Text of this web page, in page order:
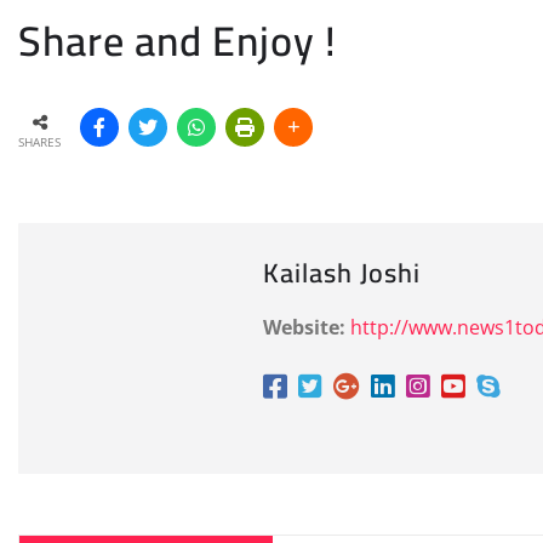
Share and Enjoy !
SHARES
Kailash Joshi
Website: http://